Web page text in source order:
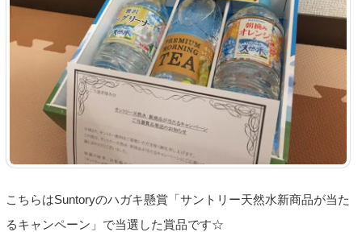
こちらはSuntoryのハガキ懸賞「サントリー天然水新商品が当た
るキャンペーン」で当選した賞品です☆